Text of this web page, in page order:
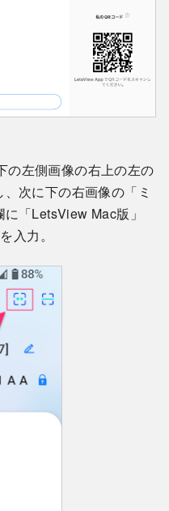
の左側画像の右上の左の
次に下の右画像の「ミ
「LetsView Mac版」
入力。